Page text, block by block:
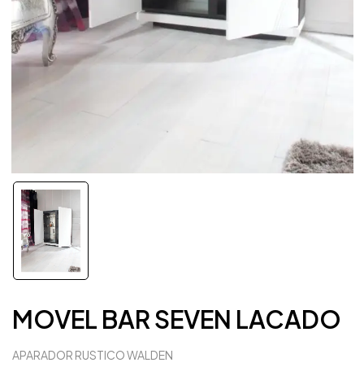
MOVEL BAR SEVEN LACADO
APARADOR RUSTICO WALDEN